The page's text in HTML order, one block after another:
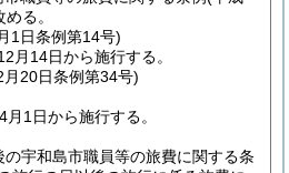
める。
1日条例第14号)
月14日から施行する。
月20日条例第34号)
1日から施行する。
の宇和島市職員等の旅費に関する条